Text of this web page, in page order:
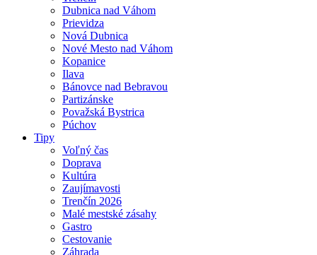
Dubnica nad Váhom
Prievidza
Nová Dubnica
Nové Mesto nad Váhom
Kopanice
Ilava
Bánovce nad Bebravou
Partizánske
Považská Bystrica
Púchov
Tipy
Voľný čas
Doprava
Kultúra
Zaujímavosti
Trenčín 2026
Malé mestské zásahy
Gastro
Cestovanie
Záhrada